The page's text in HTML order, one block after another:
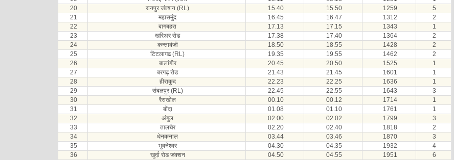
20
रायपुर जंक्शन (RL) 15.40 15.50 1259
5
21
महासमुंद 16.45 16.47 1312
2
22
बागबहरा 17.13 17.15 1343
1
23
खरिअर रोड 17.38 17.40 1364
2
24
कन्ताबंजी 18.50 18.55 1428
2
25
टिटलागढ (RL) 19.35 19.55 1462
2
26
बालांगीर 20.45 20.50 1525
1
27
बरगढ़ रोड 21.43 21.45 1601
1
28
हीराकुद 22.23 22.25 1636
1
29
संबलपुर (RL) 22.45 22.55 1643
3
30
रैराखोल 00.10 00.12 1714
1
31
बोंदा 01.08 01.10 1761
1
32
अंगुल 02.00 02.02 1799
3
33
तालचेर 02.20 02.40 1818
2
34
धेनकनाल 03.44 03.46 1870
3
35
भुबनेश्वर 04.30 04.35 1932
4
36
खुर्दा रोड जंक्शन 04.50 04.55 1951
6